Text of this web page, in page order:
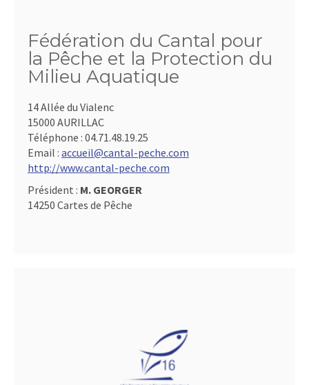
Fédération du Cantal pour
la Pêche et la Protection du
Milieu Aquatique
14 Allée du Vialenc
15000 AURILLAC
Téléphone : 04.71.48.19.25
Email : accueil@cantal-peche.com
http://www.cantal-peche.com
Président : M. GEORGER
14250 Cartes de Pêche